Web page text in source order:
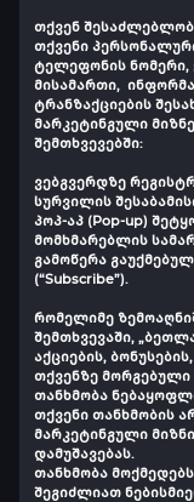
თქვენ
თქვენი
ტელეფონის ნომერი,
მისამართი,
ტრანზაქციების
მარკეტინგული
შემთხვევებში:
ვებგვერდზე
სურვილის
პოპ-აპ (Pop-up)
მომხმარებლის
გამოწერა
(“Subscribe”).
რომელიმე
შემთხვევაში,
აქციების,
თქვენზე მორგებული
თანხმობა
თქვენი თანხმობის
მარკეტინგული
დამუშავებას.
თანხმობა
შეგიძლიათ